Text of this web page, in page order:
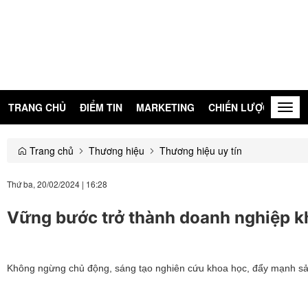
TRANG CHỦ ĐIỂM TIN MARKETING CHIẾN LƯỢC
Trang chủ Thương hiệu Thương hiệu uy tín
Thứ ba, 20/02/2024 | 16:28
Vững bước trở thành doanh nghiệp
Không ngừng chủ động, sáng tạo nghiên cứu khoa học, đẩy mạnh